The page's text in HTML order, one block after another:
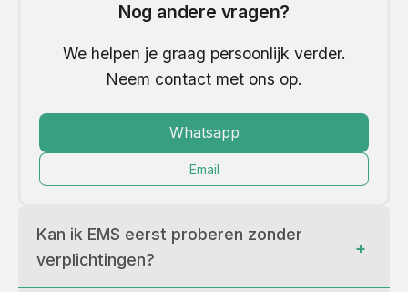
Nog andere vragen?
We helpen je graag persoonlijk verder.
Neem contact met ons op.
Whatsapp
Email
Kan ik EMS eerst proberen zonder
verplichtingen?
+